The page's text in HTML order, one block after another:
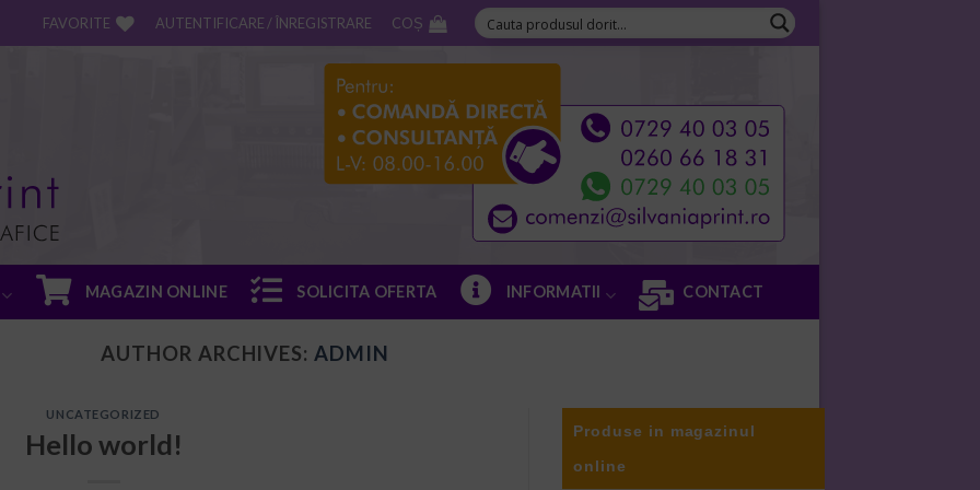
FAVORITE AUTENTIFICARE / ÎNREGISTRARE COȘ
MAGAZIN ONLINE SOLICITA OFERTA INFORMATII CONTACT
AUTHOR ARCHIVES: ADMIN
UNCATEGORIZED
Hello world!
Produse in magazinul
online